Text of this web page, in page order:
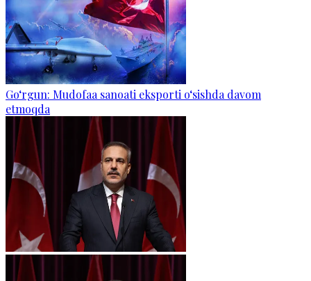
Go‘rgun: Mudofaa sanoati eksporti o‘sishda davom
etmoqda